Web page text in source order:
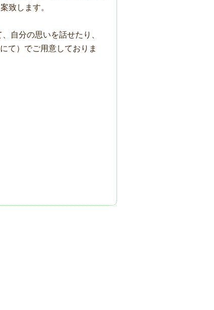
致します。
自分の思いを話せたり、
にて）でご用意しておりま